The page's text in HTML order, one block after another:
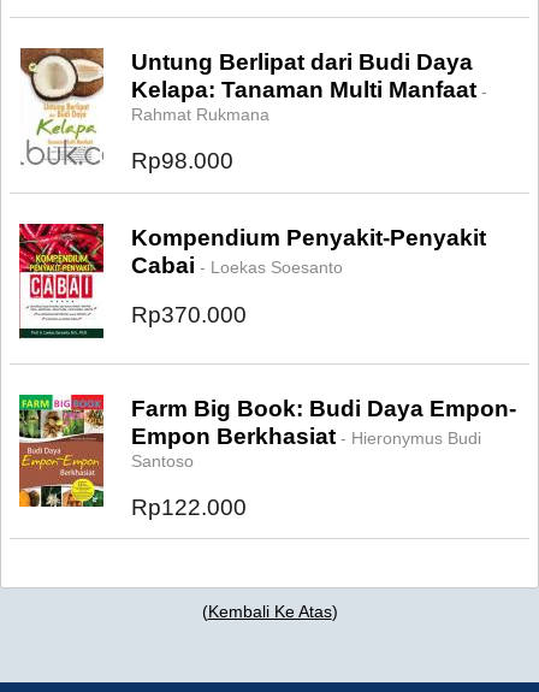
Untung Berlipat dari Budi Daya
Kelapa: Tanaman Multi Manfaat -
Rahmat Rukmana
Rp98.000
Kompendium Penyakit-Penyakit
Cabai - Loekas Soesanto
Rp370.000
Farm Big Book: Budi Daya Empon-
Empon Berkhasiat - Hieronymus Budi
Santoso
Rp122.000
(Kembali Ke Atas)